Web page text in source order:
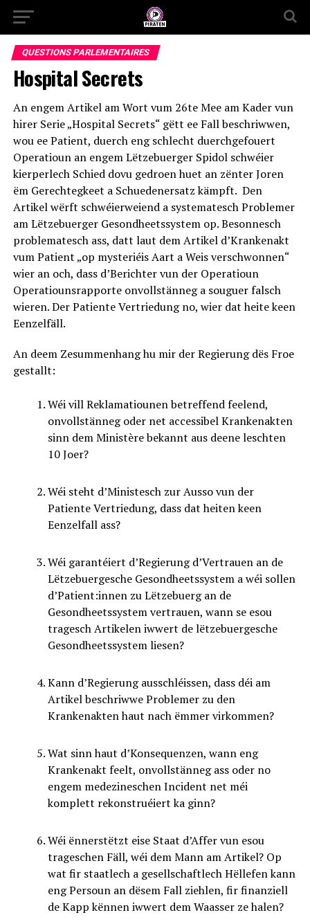
QUESTIONS PARLEMENTAIRES
Hospital Secrets
An engem Artikel am Wort vum 26te Mee am Kader vun
hirer Serie „Hospital Secrets“ gëtt ee Fall beschriwwen,
wou ee Patient, duerch eng schlecht duerchgefouert
Operatioun an engem Lëtzebuerger Spidol schwéier
kierperlech Schied dovu gedroen huet an zënter Joren
ëm Gerechtegkeet a Schuedenersatz kämpft. Den
Artikel wërft schwéierweiend a systematesch Problemer
am Lëtzebuerger Gesondheetssystem op. Besonnesch
problematesch ass, datt laut dem Artikel d’Krankenakt
vum Patient „op mysteriéis Aart a Weis verschwonnen“
wier an och, dass d’Berichter vun der Operatioun
Operatiounsrapporte onvollstänneg a souguer falsch
wieren. Der Patiente Vertriedung no, wier dat heite keen
Eenzelfäll.
An deem Zesummenhang hu mir der Regierung dës Froe
gestallt:
Wéi vill Reklamatiounen betreffend feelend,
onvollstänneg oder net accessibel Krankenakten
sinn dem Ministère bekannt aus deene leschten
10 Joer?
Wéi steht d’Ministesch zur Ausso vun der
Patiente Vertriedung, dass dat heiten keen
Eenzelfall ass?
Wéi garantéiert d’Regierung d’Vertrauen an de
Lëtzebuergesche Gesondheetssystem a wéi sollen
d’Patient:innen zu Lëtzebuerg an de
Gesondheetssystem vertrauen, wann se esou
tragesch Artikelen iwwert de lëtzebuergesche
Gesondheetssystem liesen?
Kann d’Regierung ausschléissen, dass déi am
Artikel beschriwwe Problemer zu den
Krankenakten haut nach ëmmer virkommen?
Wat sinn haut d’Konsequenzen, wann eng
Krankenakt feelt, onvollstänneg ass oder no
engem medezineschen Incident net méi
komplett rekonstruéiert ka ginn?
Wéi ënnerstëtzt eise Staat d’Affer vun esou
trageschen Fäll, wéi dem Mann am Artikel? Op
wat fir staatlech a gesellschaftlech Hëllefen kann
eng Persoun an dësem Fall ziehlen, fir finanziell
de Kapp kënnen iwwert dem Waasser ze halen?